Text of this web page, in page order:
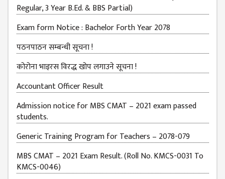
BUDGETS
EMIS 2082-83
DOCUMENTS
NEWS &
EVENT
KMC
CALENDAR
ACADEMIC
CALENDAR
CAREERS
Regular, 3 Year B.Ed. & BBS Partial)
Exam form Notice : Bachelor Forth Year 2078
पठनपाठन सम्बन्धी सूचना !
कोरोना भाइरस विरद्ध खोप लगाउने सूचना !
Accountant Officer Result
Admission notice for MBS CMAT – 2021 exam passed
students.
Generic Training Program for Teachers – 2078-079
MBS CMAT – 2021 Exam Result. (Roll No. KMCS-0031 To
KMCS-0046)